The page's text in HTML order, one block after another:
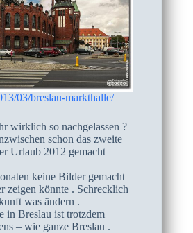
03/breslau-markthalle/
wirklich so nachgelassen ?
schon das zweite
Urlaub 2012 gemacht
keine Bilder gemacht
zeigen könnte . Schrecklich
was ändern .
in Breslau ist trotzdem
– wie ganze Breslau .